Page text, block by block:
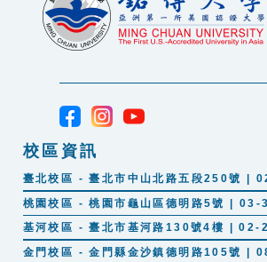
校區資訊
臺北校區 - 臺北市中山北路五段250號 |
桃園校區 - 桃園市龜山區德明路5號 |
基河校區 - 臺北市基河路130號4樓 |
金門校區 - 金門縣金沙鎮德明路105號 |